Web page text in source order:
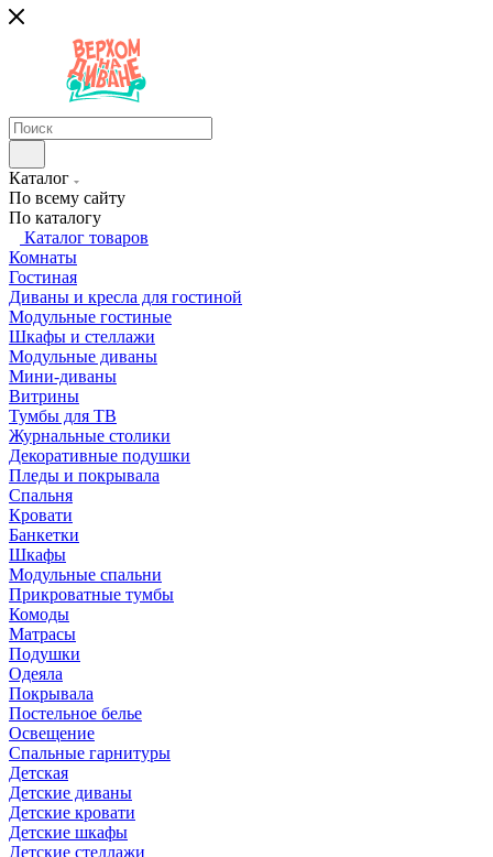
Каталог
По всему сайту
По каталогу
Каталог товаров
Комнаты
Гостиная
Диваны и кресла для гостиной
Модульные гостиные
Шкафы и стеллажи
Модульные диваны
Мини-диваны
Витрины
Тумбы для ТВ
Журнальные столики
Декоративные подушки
Пледы и покрывала
Спальня
Кровати
Банкетки
Шкафы
Модульные спальни
Прикроватные тумбы
Комоды
Матрасы
Подушки
Одеяла
Покрывала
Постельное белье
Освещение
Спальные гарнитуры
Детская
Детские диваны
Детские кровати
Детские шкафы
Детские стеллажи